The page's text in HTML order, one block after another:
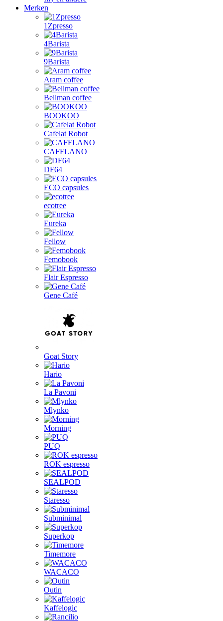
Merken
1Zpresso
4Barista
9Barista
Aram coffee
Bellman coffee
BOOKOO
Cafelat Robot
CAFFLANO
DF64
ECO capsules
ecotree
Eureka
Fellow
Femobook
Flair Espresso
Gene Café
Goat Story
Hario
La Pavoni
Mlynko
Morning
PUQ
ROK espresso
SEALPOD
Staresso
Subminimal
Superkop
Timemore
WACACO
Outin
Kaffelogic